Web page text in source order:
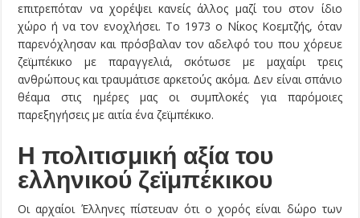
επιτρεπόταν να χορέψει κανείς άλλος μαζί του στον ίδιο
χώρο ή να τον ενοχλήσει. Το 1973 ο Νίκος Κοεμτζής, όταν
παρενόχλησαν και πρόσβαλαν τον αδελφό του που χόρευε
ζεϊμπέκικο με παραγγελιά, σκότωσε με μαχαίρι τρεις
ανθρώπους και τραυμάτισε αρκετούς ακόμα. Δεν είναι σπάνιο
θέαμα στις ημέρες μας οι συμπλοκές για παρόμοιες
παρεξηγήσεις με αιτία ένα ζεϊμπέκικο.
Η πολιτισμική αξία του
ελληνικού ζεϊμπέκικου
Οι αρχαίοι Έλληνες πίστευαν ότι ο χορός είναι δώρο των